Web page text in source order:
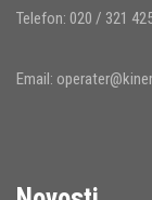
Telefon: 020 / 321
Email: